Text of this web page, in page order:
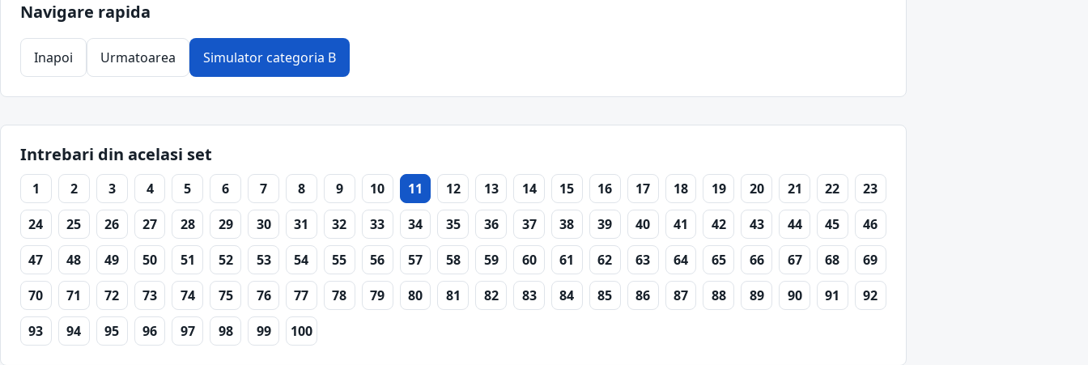
Navigare rapida
Inapoi Urmatoarea Simulator categoria B
Intrebari din acelasi set
1 2 3 4 5 6 7 8 9 10 11 12 13 14 15 16 17 18 19 20 21 22
23
24
25 26 27 28 29 30 31 32 33 34 35 36 37 38 39 40 41 42 43 44 45
46
47
48 49 50 51 52 53 54 55 56 57 58 59 60 61 62 63 64 65 66 67 68
69
70
71 72 73 74 75 76 77 78 79 80 81 82 83 84 85 86 87 88 89 90 91
92
93
94 95 96 97 98 99 100